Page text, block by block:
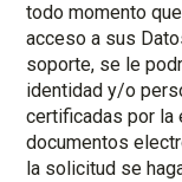
todo momento
acceso a sus
soporte, se le
identidad y/o
certificadas por la
documentos
la solicitud se